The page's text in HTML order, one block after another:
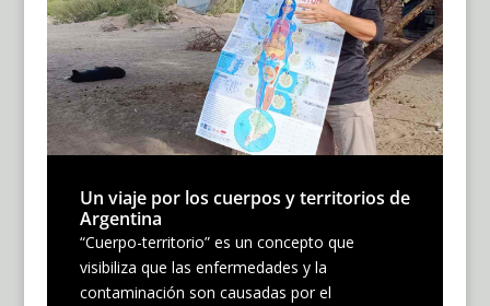
Un viaje por los cuerpos y territorios de
Argentina
“Cuerpo-territorio” es un concepto que
visibiliza que las enfermedades y la
contaminación son causadas por el